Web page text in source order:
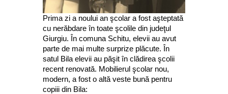
Prima zi a noului an şcolar a fost aşteptată
cu nerăbdare în toate şcolile din judeţul
Giurgiu. În comuna Schitu, elevii au avut
parte de mai multe surprize plăcute. În
satul Bila elevii au păşit în clădirea şcolii
recent renovată. Mobilierul şcolar nou,
modern, a fost o altă veste bună pentru
copiii din Bila: